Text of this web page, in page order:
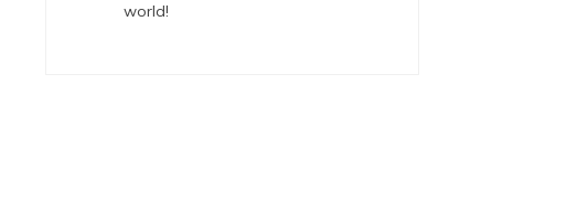
world!